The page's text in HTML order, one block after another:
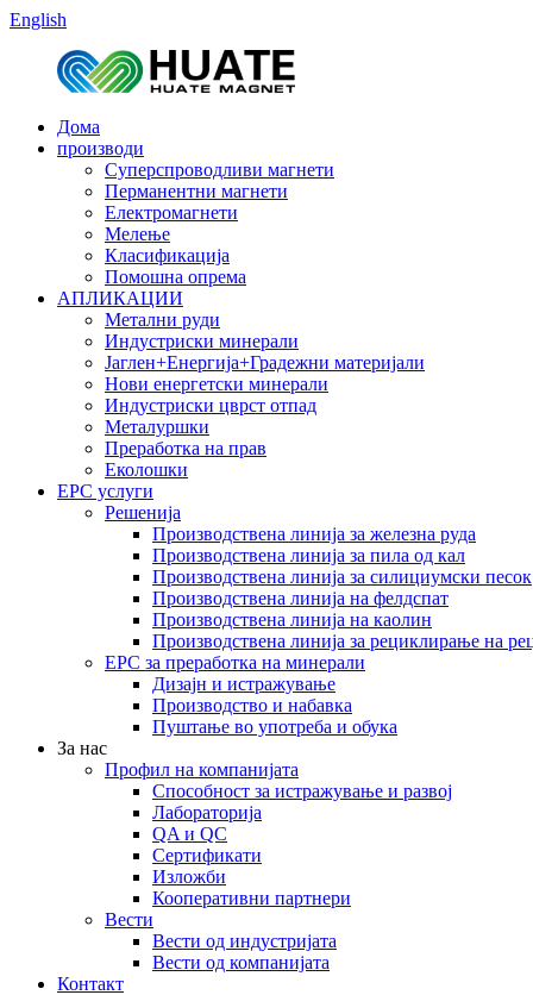
English
Дома
производи
Суперспроводливи магнети
Перманентни магнети
Електромагнети
Мелење
Класификација
Помошна опрема
АПЛИКАЦИИ
Метални руди
Индустриски минерали
Јаглен+Енергија+Градежни материјали
Нови енергетски минерали
Индустриски цврст отпад
Металуршки
Преработка на прав
Еколошки
EPC услуги
Решенија
Производствена линија за железна руда
Производствена линија за пила од кал
Производствена линија за силициумски песок
Производствена линија на фелдспат
Производствена линија на каолин
Производствена линија за рециклирање на
EPC за преработка на минерали
Дизајн и истражување
Производство и набавка
Пуштање во употреба и обука
За нас
Профил на компанијата
Способност за истражување и развој
Лабораторија
QA и QC
Сертификати
Изложби
Кооперативни партнери
Вести
Вести од индустријата
Вести од компанијата
Контакт